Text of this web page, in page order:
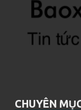
CHUYÊN